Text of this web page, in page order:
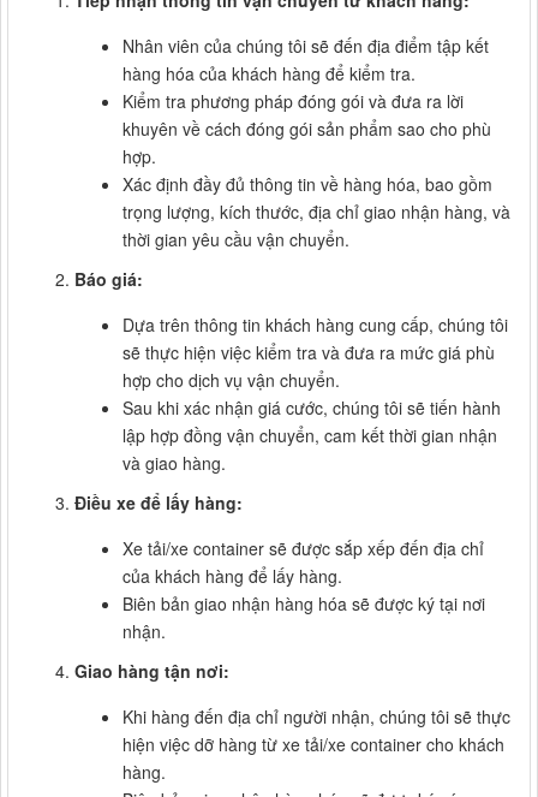
Nhân viên của chúng tôi sẽ đến địa điểm tập kết
hàng hóa của khách hàng để kiểm tra.
Kiểm tra phương pháp đóng gói và đưa ra lời
khuyên về cách đóng gói sản phẩm sao cho phù
hợp.
Xác định đầy đủ thông tin về hàng hóa, bao gồm
trọng lượng, kích thước, địa chỉ giao nhận hàng, và
thời gian yêu cầu vận chuyển.
Báo giá:
Dựa trên thông tin khách hàng cung cấp, chúng tôi
sẽ thực hiện việc kiểm tra và đưa ra mức giá phù
hợp cho dịch vụ vận chuyển.
Sau khi xác nhận giá cước, chúng tôi sẽ tiến hành
lập hợp đồng vận chuyển, cam kết thời gian nhận
và giao hàng.
Điều xe để lấy hàng:
Xe tải/xe container sẽ được sắp xếp đến địa chỉ
của khách hàng để lấy hàng.
Biên bản giao nhận hàng hóa sẽ được ký tại nơi
nhận.
Giao hàng tận nơi:
Khi hàng đến địa chỉ người nhận, chúng tôi sẽ thực
hiện việc dỡ hàng từ xe tải/xe container cho khách
hàng.